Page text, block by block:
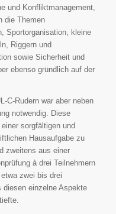
und Konfliktmanagement,
die Themen
Sportorganisation, kleine
Riggern und
sowie Sicherheit und
ebenso gründlich auf der
C-Rudern war aber neben
notwendig. Diese
sorgfältigen und
Hausaufgabe zu
zweitens aus einer
à drei Teilnehmern
zwei bis drei
diesen einzelne Aspekte